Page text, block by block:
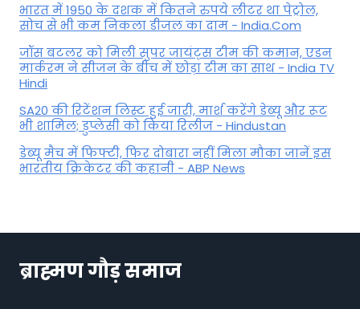
भारत में 1950 के दशक में कितने रुपये लीटर था पेट्रोल,
सोच से भी कम निकला डीजल का दाम - India.Com
जॉस बटलर को मिली सुपर जायंट्स टीम की कमान, एडन
मार्करम ने सीजन के बीच में छोड़ा टीम का साथ - India TV
Hindi
SA20 की रिटेंशन लिस्ट हुई जारी, मार्श करेंगे डेब्यू और रूट
भी शामिल; डुप्लेसी को किया रिलीज - Hindustan
डेब्यू मैच में फिफ्टी, फिर दोबारा नहीं मिला मौका जानें इस
भारतीय क्रिकेटर की कहानी - ABP News
ब्राह्मण गौड़ समाज